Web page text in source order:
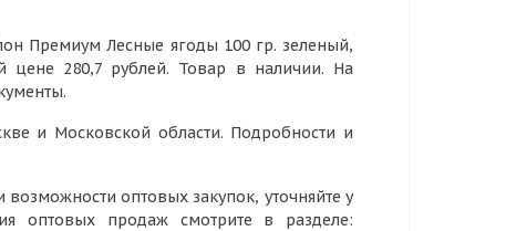
Премиум Лесные ягоды 100 гр. зеленый,
цене 280,7 рублей. Товар в наличии. На
и Московской области. Подробности и
оптовых закупок, уточняйте у
оптовых продаж смотрите в разделе: